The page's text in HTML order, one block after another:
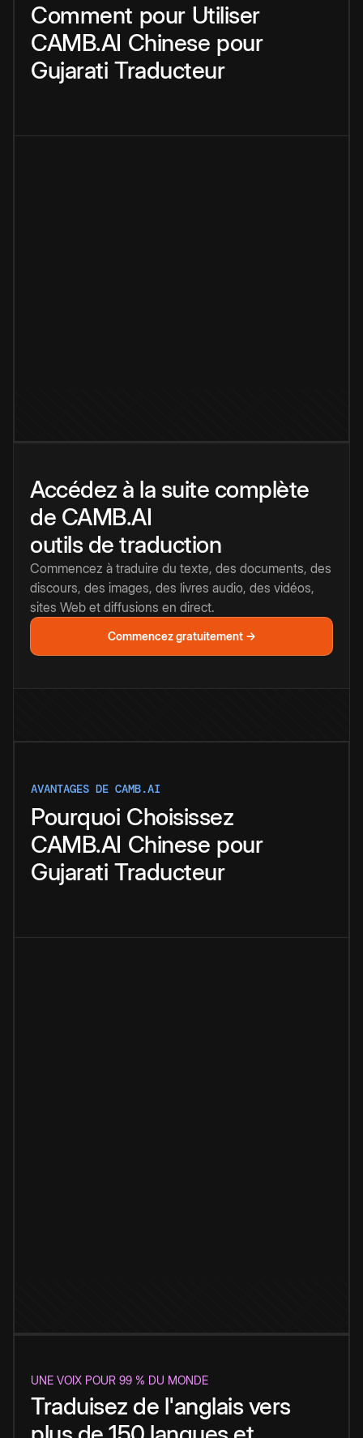
Comment pour Utiliser
CAMB.AI Chinese pour
Gujarati Traducteur
Accédez à la suite complète
de CAMB.AI
outils de traduction
Commencez à traduire du texte, des documents, des
discours, des images, des livres audio, des vidéos,
sites Web et diffusions en direct.
Commencez gratuitement →
AVANTAGES DE CAMB.AI
Pourquoi Choisissez
CAMB.AI Chinese pour
Gujarati Traducteur
UNE VOIX POUR 99 % DU MONDE
Traduisez de l'anglais vers